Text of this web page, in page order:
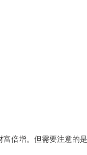
倍增。但需要注意的